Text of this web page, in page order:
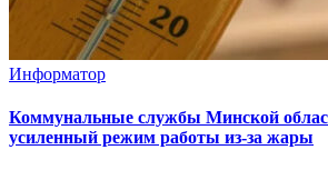
Информатор
Коммунальные службы Минской
усиленный режим работы из-за жары